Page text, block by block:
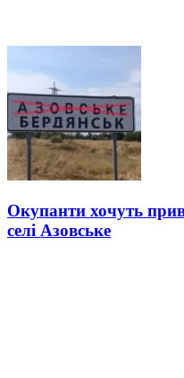
Окупанти хочуть
селі Азовське